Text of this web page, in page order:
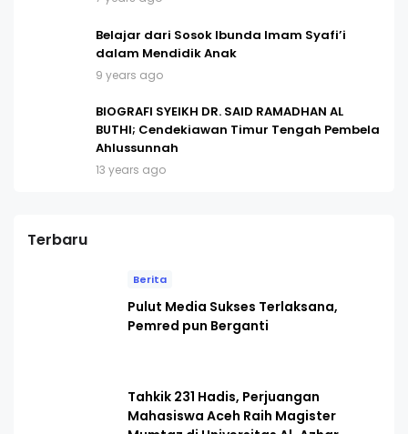
Belajar dari Sosok Ibunda Imam Syafi’i
dalam Mendidik Anak
9 years ago
BIOGRAFI SYEIKH DR. SAID RAMADHAN AL
BUTHI; Cendekiawan Timur Tengah Pembela
Ahlussunnah
13 years ago
Terbaru
Berita
Pulut Media Sukses Terlaksana,
Pemred pun Berganti
Tahkik 231 Hadis, Perjuangan
Mahasiswa Aceh Raih Magister